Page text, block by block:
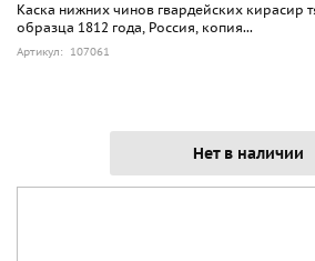
Каска нижних чинов гвардейских кирасир
образца 1812 года, Россия, копия...
Артикул: 107061
Нет в наличии